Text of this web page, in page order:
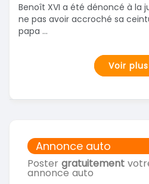
Annonce auto
Poster gratuitement
annonce auto
Benoît XVI a été dénoncé à la
ne pas avoir accroché sa
papa ...
Voir plus